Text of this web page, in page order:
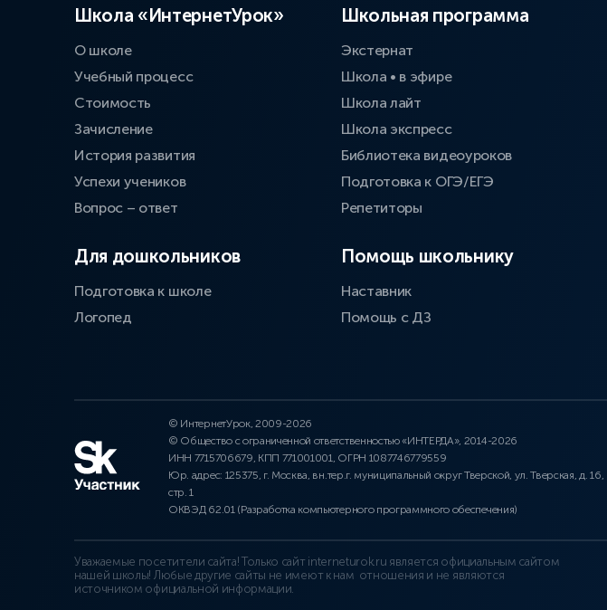
Школа «ИнтернетУрок»
О школе
Учебный процесс
Стоимость
Зачисление
История развития
Успехи учеников
Вопрос – ответ
Для дошкольников
Подготовка к школе
Логопед
Школьная программа
Экстернат
Школа • в эфире
Школа лайт
Школа экспресс
Библиотека видеоуроков
Подготовка к ОГЭ/ЕГЭ
Репетиторы
Помощь школьнику
Наставник
Помощь с ДЗ
© ИнтернетУрок, 2009-2026
© Общество с ограниченной ответственностью «ИНТЕРДА», 2014-2026
ИНН 7715706679, КПП 771001001, ОГРН 1087746779559
Юр. адрес: 125375, г. Москва, вн.тер.г. муниципальный округ Тверской, ул. Тверская, д. 16,
стр. 1
ОКВЭД 62.01 (Разработка компьютерного программного обеспечения)
Уважаемые посетители сайта! Только сайт interneturok.ru является официальным сайтом
нашей школы! Любые другие сайты не имеют к нам отношения и не являются
источником официальной информации.